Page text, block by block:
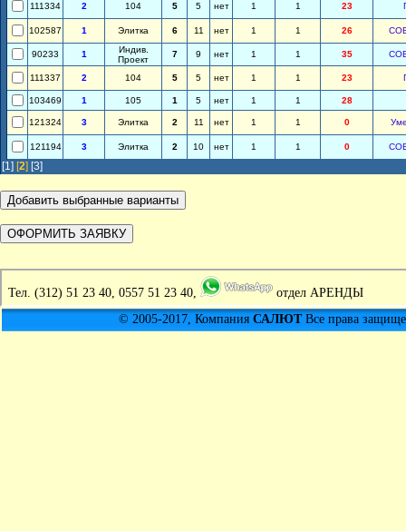
111334 2 104 5 5 нет 1 1 23
102587 1 Элитка 6 11 нет 1 1 26
90233 1
Индив.
Проект
7 9 нет 1 1 35
111337 2 104 5 5 нет 1 1 23
103469 1 105 1 5 нет 1 1 28
121324 3 Элитка 2 11 нет 1 1 0
121194 3 Элитка 2 10 нет 1 1 0
[1] [2] [3]
Тел. (312) 51 23 40, 0557 51 23 40,
отдел АРЕНДЫ
© 2005-2017, Компания САЛЮТВсе права